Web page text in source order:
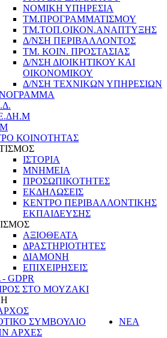
ΝΟΜΙΚΗ ΥΠΗΡΕΣΙΑ
ΤΜ.ΠΡΟΓΡΑΜΜΑΤΙΣΜΟΥ
ΤΜ.ΤΟΠ.ΟΙΚΟΝ.ΑΝΑΠΤΥΞΗΣ
Δ/ΝΣΗ ΠΕΡΙΒΑΛΛΟΝΤΟΣ
ΤΜ. ΚΟΙΝ. ΠΡΟΣΤΑΣΙΑΣ
Δ/ΝΣΗ ΔΙΟΙΚΗΤΙΚΟΥ ΚΑΙ
ΟΙΚΟΝΟΜΙΚΟΥ
Δ/ΝΣΗ ΤΕΧΝΙΚΩΝ ΥΠΗΡΕΣΙΩΝ
ΚΟΙΝΟΤΗΤΑΣ
ΙΣΤΟΡΙΑ
ΜΝΗΜΕΙΑ
ΠΡΟΣΩΠΙΚΟΤΗΤΕΣ
ΕΚΔΗΛΩΣΕΙΣ
ΚΕΝΤΡΟ ΠΕΡΙΒΑΛΛΟΝΤΙΚΗΣ
ΕΚΠΑΙΔΕΥΣΗΣ
ΑΞΙΟΘΕΑΤΑ
ΔΡΑΣΤΗΡΙΟΤΗΤΕΣ
ΔΙΑΜΟΝΗ
ΕΠΙΧΕΙΡΗΣΕΙΣ
GDPR
ΣΤΟ ΜΟΥΖΑΚΙ
ΣΥΜΒΟΥΛΙΟ
ΑΡΧΕΣ
ΝΕΑ